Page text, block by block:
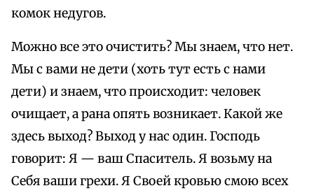
комок недугов.
Можно все это очистить? Мы знаем, что нет.
Мы с вами не дети (хоть тут есть с нами
дети) и знаем, что происходит: человек
очищает, а рана опять возникает. Какой же
здесь выход? Выход у нас один. Господь
говорит: Я — ваш Спаситель. Я возьму на
Себя ваши грехи. Я Своей кровью смою всех